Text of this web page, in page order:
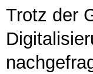
Trotz der